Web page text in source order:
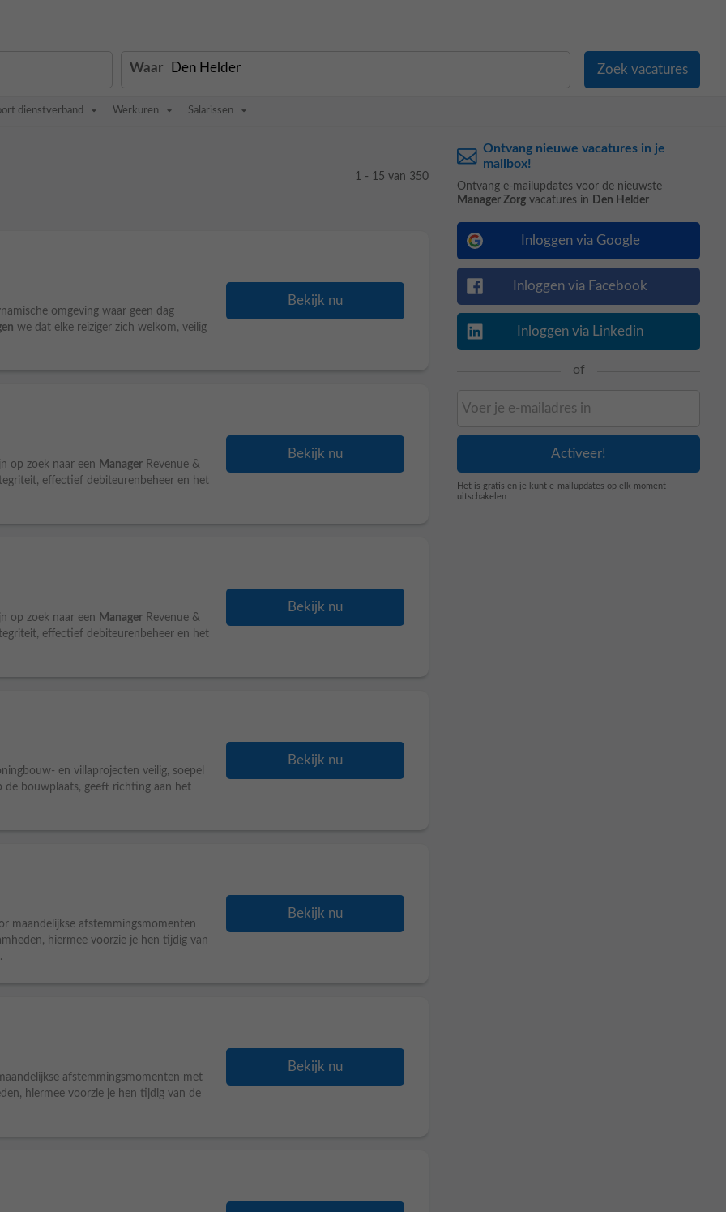
Waar
dienstverband Werkuren Salarissen
1 - 15 van 350
omgeving waar geen dag
we dat elke reiziger zich welkom, veilig
Bekijk nu
op zoek naar een Manager Revenue &
effectief debiteurenbeheer en het
Bekijk nu
op zoek naar een Manager Revenue &
effectief debiteurenbeheer en het
Bekijk nu
en villaprojecten veilig, soepel
de bouwplaats, geeft richting aan het
Bekijk nu
maandelijkse afstemmingsmomenten
hiermee voorzie je hen tijdig van
Bekijk nu
afstemmingsmomenten met
hiermee voorzie je hen tijdig van de
Bekijk nu
Ontvang nieuwe vacatures in je
mailbox!
Ontvang e-mailupdates voor de nieuwste
Manager Zorg vacatures in Den Helder
Inloggen via Google
Inloggen via Facebook
Inloggen via Linkedin
of
Het is gratis en je kunt e-mailupdates op elk moment
uitschakelen